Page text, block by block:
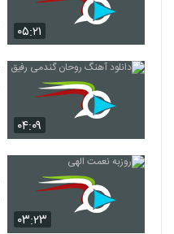
۰۵:۲۱
۰۴:۰۹
۰۳:۲۳